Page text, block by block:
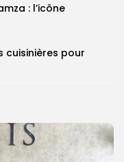
: l’icône
cuisinières pour